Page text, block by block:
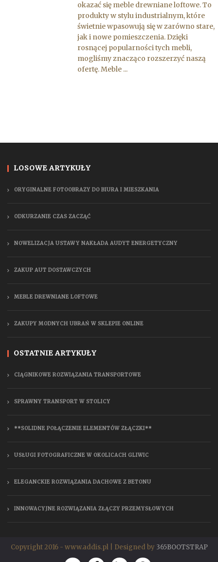
okazać się meble drewniane loftowe. To
produkty w stylu industrialnym, które
świetnie wpasowują się w zarówno stare,
jak i nowe pomieszczenia. Dzięki
rosnącej popularności tych mebli,
mogliśmy znacząco rozszerzyć naszą
ofertę. Meble ...
LOSOWE ARTYKUŁY
ORYGINALNE FOTOOBRAZY DO BIURA I MIESZKANIA
ODKURZANIE CZAS ZACZĄĆ
NOWELIZACJA USTAWY NAKŁADA AUDYT ENERGETYCZNY
ZAKUP AUT DOSTAWCZYCH
MEBLE DREWNIANE LOFTOWE
ZAKUPY MODNYCH UBRAŃ W SKLEPIE ONLINE
OSTATNIE ARTYKUŁY
CIĄGNIKOWE ROZWIĄZANIA TRANSPORTOWE
SPRAWNY TRANSPORT W STOLICY
**SOLIDNE POŁĄCZENIE ELEMENTÓW ZŁĄCZKI**
USŁUGI FOTOGRAFICZNE W OKOLICACH GLIWIC
ELEGANCKIE ROZWIĄZANIA DACHOWE Z BETONU
INNOWACYJNE ROZWIĄZANIA ZŁĄCZY PRZEMYSŁOWYCH
Copyright 2016 - www.addis.pl | Designed by 365BOOTSTRAP